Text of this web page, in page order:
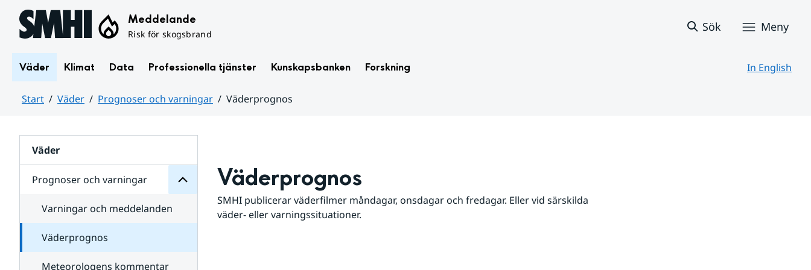
Hoppa till sidans innehåll Meddelande
Risk för skogsbrand
Sök Meny
Väder Klimat Data Professionella tjänster Kunskapsbanken Forskning In English
Start Väder Prognoser och varningar
Väderprognos
Väder
Prognoser och varningar
för
varningar
Varningar och meddelanden
Väderprognos
Meteorologens kommentar
Väderprognos
SMHI publicerar väderfilmer måndagar, onsdagar och fredagar. Eller vid särskilda
väder- eller varningssituationer.